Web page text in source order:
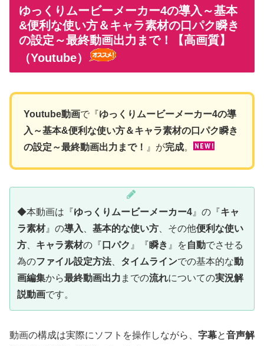
ゆっくりムービーメーカー4の導入～基本
&便利な使い方＆キャラ素材の口パク瞬き
の設定～最終動画出力まで！【高画質】
（Youtube）
Youtube動画で『ゆっくりムービーメーカー4の導
入～基本&便利な使い方＆キャラ素材の口パク瞬き
の設定～最終動画出力まで！ 』が完成。
◆本動画は『ゆっくりムービーメーカー4 』の『キャ
ラ素材』の導入 基本的な使い方 、その他便利な使い
方
キャラ素材の『 口パク 』『瞬き 』を自動でさせる
為のファイル設定方法、 タイムラインでの基本的な動
画編集から最終動画出力 までの流れについての実況解
説動画です。
動画の構成は実際にソフトを操作しながら、 字幕と音声解